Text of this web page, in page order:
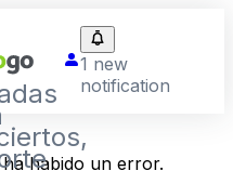
1 new
notification
habido un error.